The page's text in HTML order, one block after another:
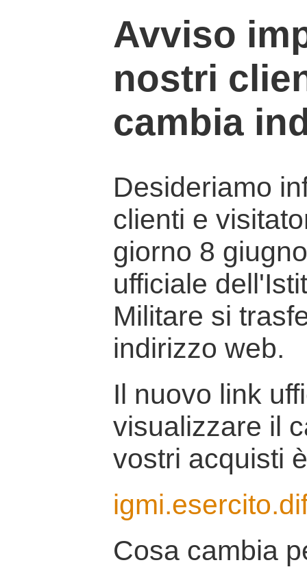
Avviso
nostri
cambia
Desideriamo
clienti e
giorno 8
ufficiale
Militare si
indirizzo web.
Il nuovo link
visualizzare il
vostri acquisti
Cosa cambia